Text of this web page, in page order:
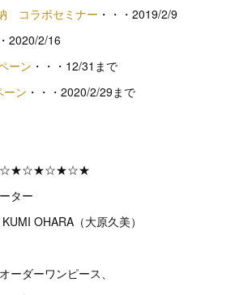
コラボセミナー ・・・2019/2/9
2020/2/16
ーン ・・・12/31まで
ーン ・・・2020/2/29まで
ター
OHARA（大原久美）
ーダーワンピース、